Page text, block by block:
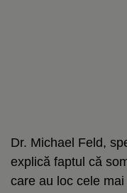
Dr. Michael Feld,
explică faptul că
care au loc cele